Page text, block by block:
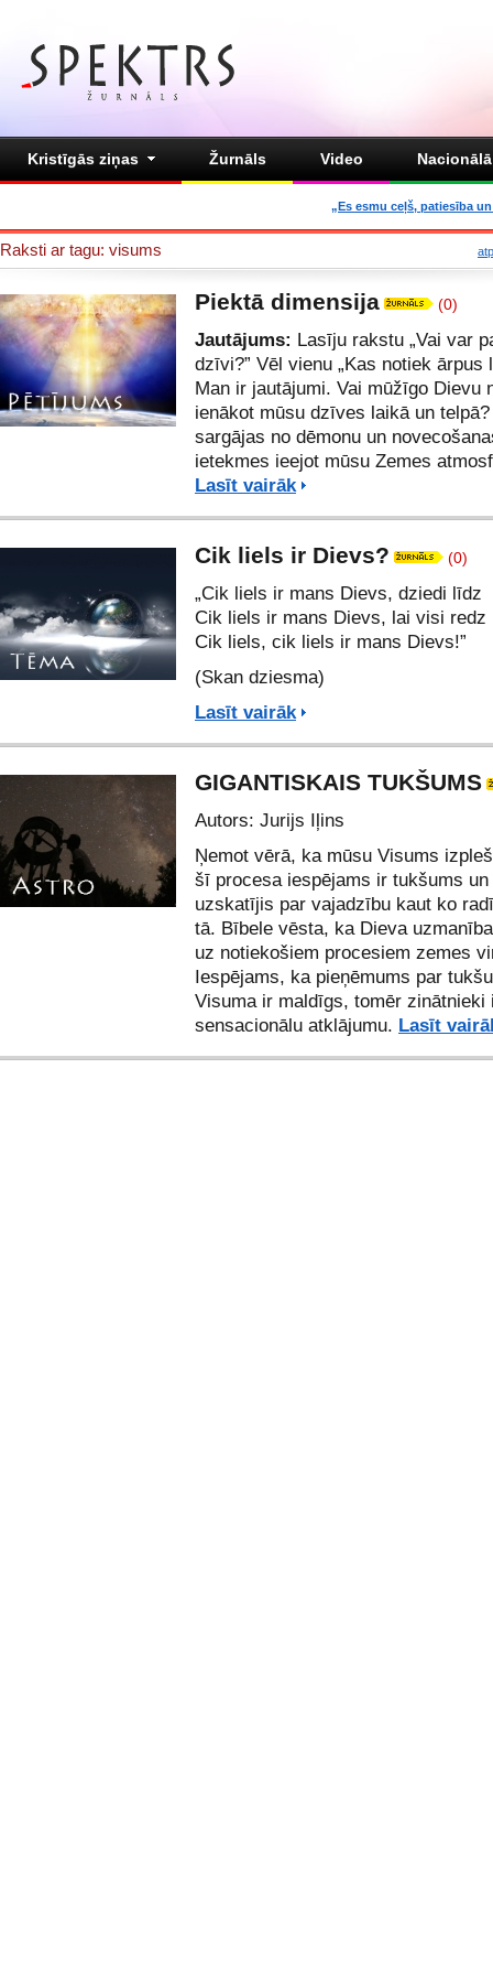
Kristīgās ziņas Žurnāls Video
„Es esmu ceļš, patiesība
Raksti ar tagu: visums
Piektā dimensija (0)
Jautājums: Lasīju rakstu „Vai var
dzīvi?” Vēl vienu „Kas notiek ārpus
Man ir jautājumi. Vai mūžīgo Dievu
ienākot mūsu dzīves laikā un
sargājas no dēmonu un
ietekmes ieejot mūsu Zemes
Lasīt vairāk
Cik liels ir Dievs? (0)
„Cik liels ir mans Dievs, dziedi līdz
Cik liels ir mans Dievs, lai visi redz
Cik liels, cik liels ir mans Dievs!”
(Skan dziesma)
Lasīt vairāk
GIGANTISKAIS TUKŠUMS
Autors: Jurijs Iļins
Ņemot vērā, ka mūsu Visums
šī procesa iespējams ir tukšums
uzskatījis par vajadzību kaut ko
tā. Bībele vēsta, ka Dieva
uz notiekošiem procesiem zemes
Iespējams, ka pieņēmums par
Visuma ir maldīgs, tomēr zinātnieki
sensacionālu atklājumu. Lasīt